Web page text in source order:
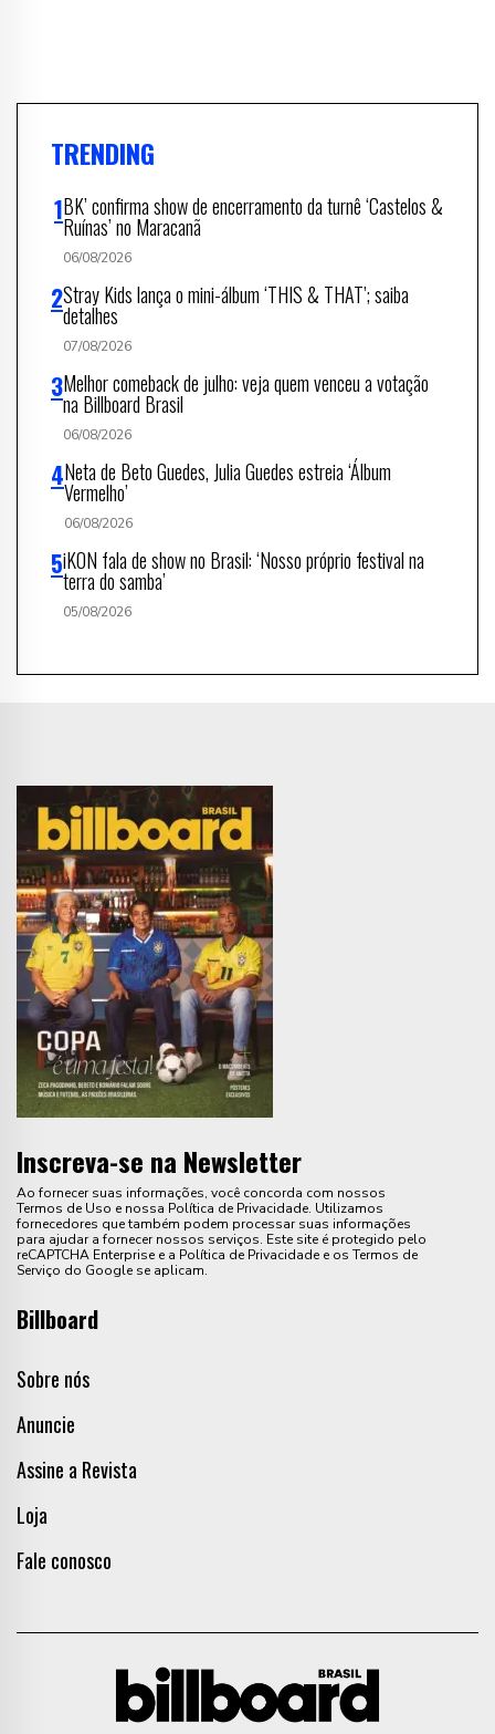
TRENDING
BK’ confirma show de encerramento da turnê ‘Castelos &
Ruínas’ no Maracanã
06/08/2026
Stray Kids lança o mini-álbum ‘THIS & THAT’; saiba
detalhes
07/08/2026
Melhor comeback de julho: veja quem venceu a votação
na Billboard Brasil
06/08/2026
Neta de Beto Guedes, Julia Guedes estreia ‘Álbum
Vermelho’
06/08/2026
iKON fala de show no Brasil: ‘Nosso próprio festival na
terra do samba’
05/08/2026
Inscreva-se na Newsletter
Ao fornecer suas informações, você concorda com nossos
Termos de Uso e nossa Política de Privacidade. Utilizamos
fornecedores que também podem processar suas informações
para ajudar a fornecer nossos serviços. Este site é protegido pelo
reCAPTCHA Enterprise e a Política de Privacidade e os Termos de
Serviço do Google se aplicam.
Billboard
Sobre nós
Anuncie
Assine a Revista
Loja
Fale conosco